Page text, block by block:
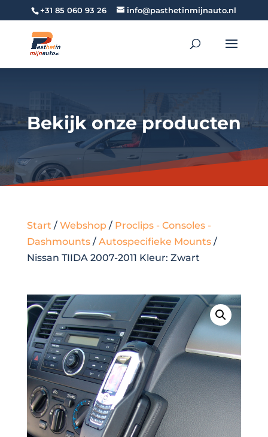
+31 85 060 93 26 info@pasthetinmijnauto.nl
Bekijk onze producten
Start / Webshop/ Proclips - Consoles -
Dashmounts/ Autospecifieke Mounts/
Nissan TIIDA 2007-2011 Kleur: Zwart